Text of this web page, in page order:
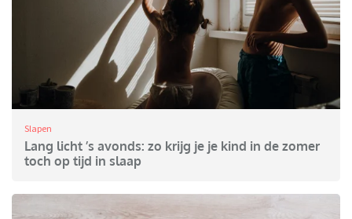
Slapen
Lang licht ’s avonds: zo krijg je je kind in de zomer
toch op tijd in slaap